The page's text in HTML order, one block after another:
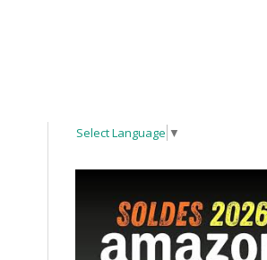
Select Language ▼